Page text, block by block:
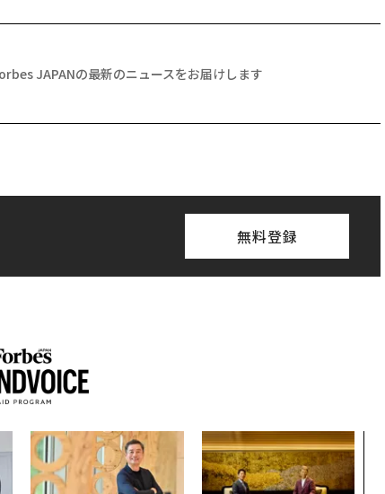
JAPANの最新のニュースをお届けします
無料登録